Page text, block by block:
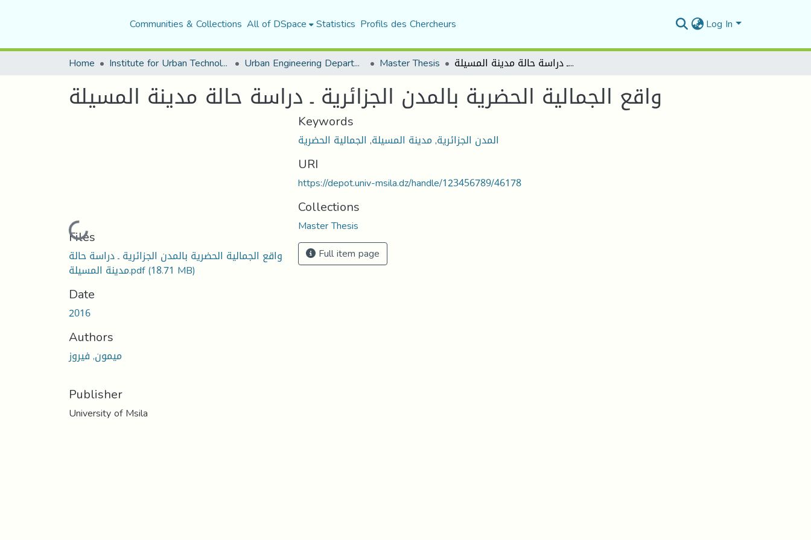
Communities & Collections All of DSpace Statistics Profils des Chercheurs Log In
Home Institute for Urban Technology Management Urban Engineering Department Master Thesis واقع الجمالية الحضرية بالمدن الجزائرية ـ دراسة حالة مدينة المسيلة
واقع الجمالية الحضرية بالمدن الجزائرية ـ دراسة حالة مدينة المسيلة
Loading...
Files
واقع الجمالية الحضرية بالمدن الجزائرية ـ دراسة حالة
مدينة المسيلة.pdf(18.71 MB)
Date
2016
Authors
ميمون, فيروز
Publisher
University of Msila
Keywords
المدن الجزائرية,مدينة المسيلة, الجمالية الحضرية
URI
https://depot.univ-msila.dz/handle/123456789/46178
Collections
Master Thesis
Full item page